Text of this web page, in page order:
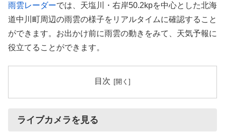
雨雲レーダーでは、天塩川・右岸50.2kpを中心とした北海
道中川町周辺の雨雲の様子をリアルタイムに確認すること
ができます。お出かけ前に雨雲の動きをみて、天気予報に
役立てることができます。
目次
ライブカメラを見る